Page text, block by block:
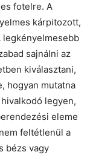
fotelre. A
kárpitozott,
legkényelmesebb
sajnálni az
kiválasztani,
hogyan mutatna
legyen,
eleme
feltétlenül a
bézs vagy